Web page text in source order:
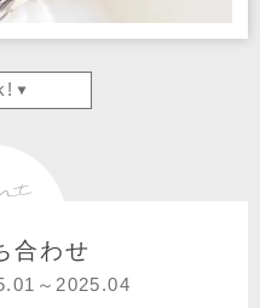
合わせ
～2025.04